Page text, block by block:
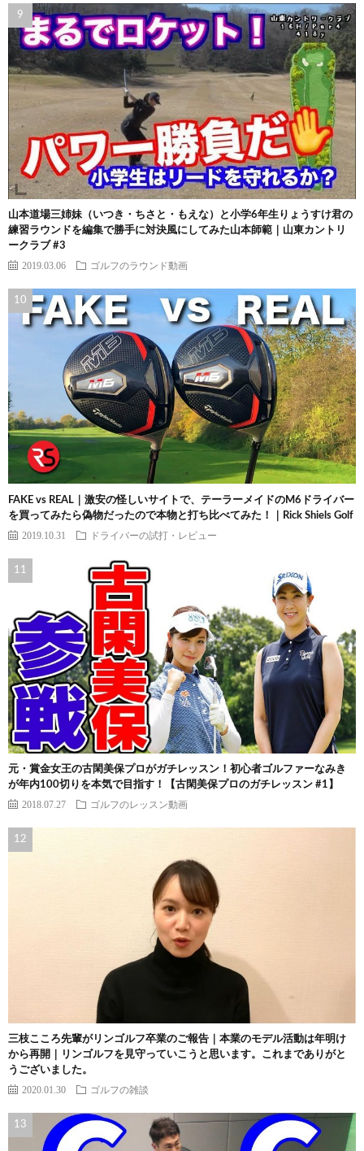
山本道場三姉妹（いつき・ちさと・もえな）と小学6年生りょうすけ君の
練習ラウンドを編集で勝手に対決風にしてみた山本師範｜山東カントリ
ークラブ #3
2019.03.06 ゴルフのラウンド動画
FAKE vs REAL｜激安の怪しいサイトで、テーラーメイドのM6ドライバー
を買ってみたら偽物だったので本物と打ち比べてみた！｜Rick Shiels Golf
2019.10.31 ドライバーの試打・レビュー
元・賞金女王の古閑美保プロがガチレッスン！初心者ゴルファーなみき
が年内100切りを本気で目指す！【古閑美保プロのガチレッスン #1】
2018.07.27 ゴルフのレッスン動画
三枝こころ先輩がリンゴルフ卒業のご報告｜本業のモデル活動は年明け
から再開｜リンゴルフを見守っていこうと思います。これまでありがと
うございました。
2020.01.30 ゴルフの雑談